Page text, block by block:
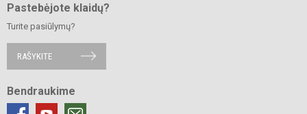
Pastebėjote klaidų?
Turite pasiūlymų?
RAŠYKITE
Bendraukime